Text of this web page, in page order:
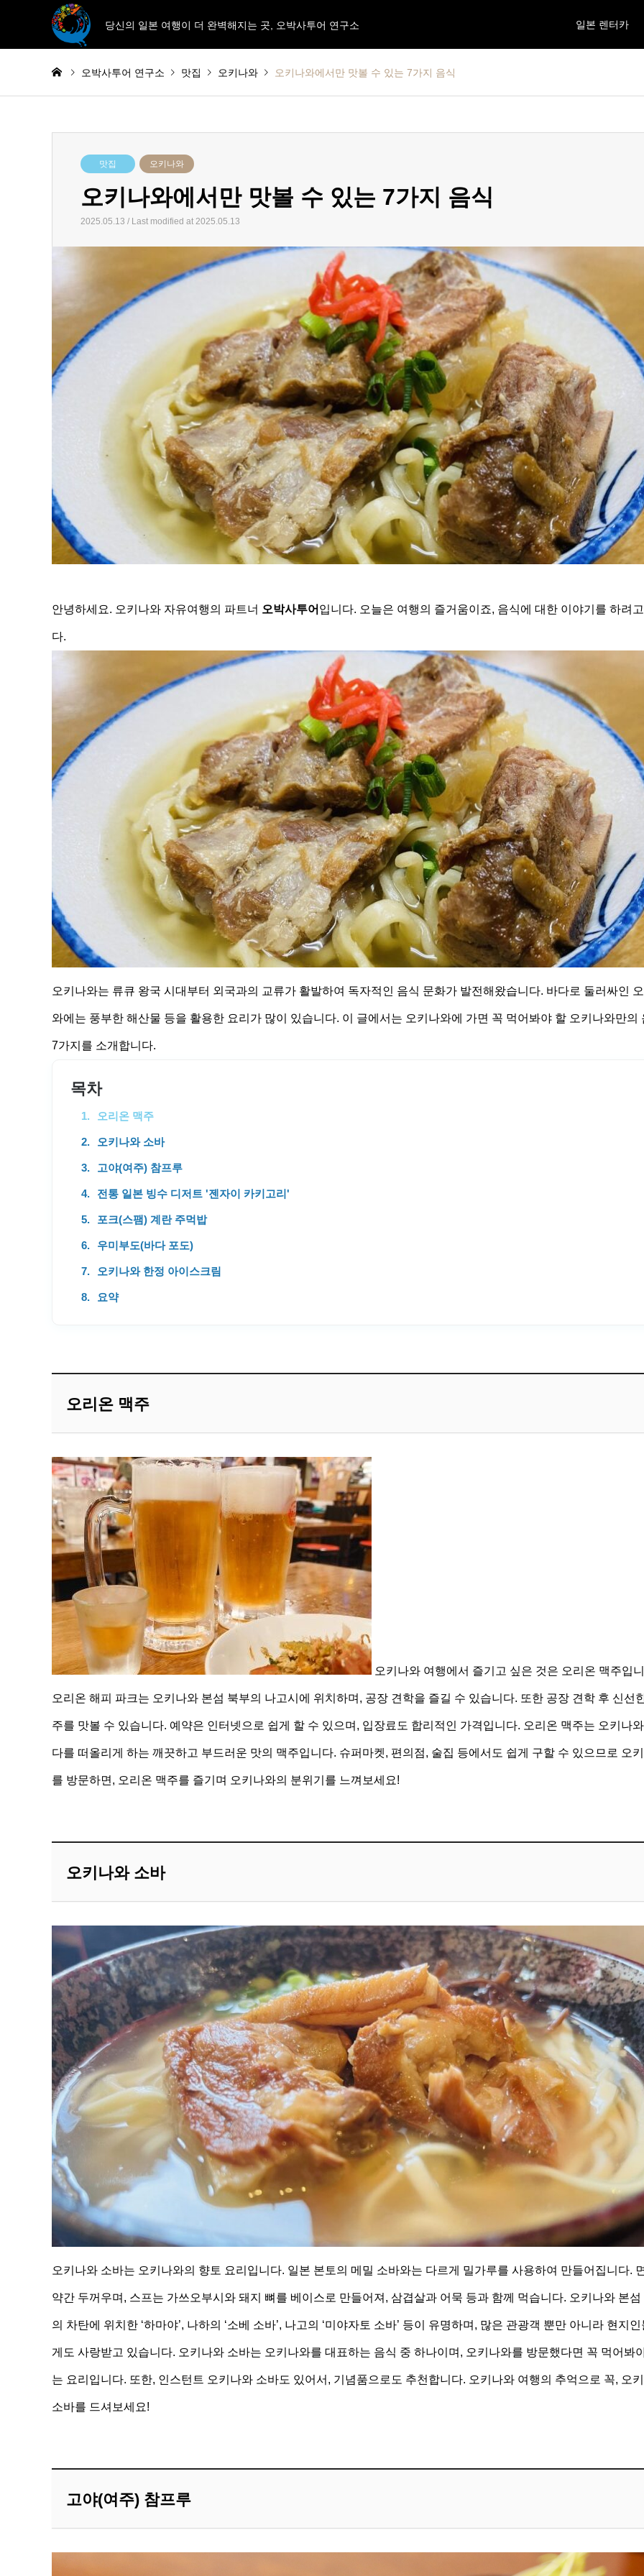
당신의 일본 여행이 더 완벽해지는 곳, 오박사투어 연구소 일본 렌터카
오박사투어 연구소 맛집 오키나와 오키나와에서만 맛볼 수 있는 7가지 음식
맛집 오키나와
오키나와에서만 맛볼 수 있는 7가지 음식
2025.05.13 / Last modified at 2025.05.13
안녕하세요. 오키나와 자유여행의 파트너 오박사투어 입니다. 오늘은 여행의 즐거움이죠, 음식에 대한 이야기를 하려고
다.
오키나와는 류큐 왕국 시대부터 외국과의 교류가 활발하여 독자적인 음식 문화가 발전해왔습니다. 바다로 둘러싸인
와에는 풍부한 해산물 등을 활용한 요리가 많이 있습니다. 이 글에서는 오키나와에 가면 꼭 먹어봐야 할 오키나와만의
7가지를 소개합니다.
목차
오리온 맥주
오키나와 소바
고야(여주) 참프루
전통 일본 빙수 디저트 '젠자이 카키고리'
포크(스팸) 계란 주먹밥
우미부도(바다 포도)
오키나와 한정 아이스크림
요약
오리온 맥주
오키나와 여행에서 즐기고 싶은 것은 오리온 맥주입
오리온 해피 파크는 오키나와 본섬 북부의 나고시에 위치하며, 공장 견학을 즐길 수 있습니다. 또한 공장 견학 후 신선
주를 맛볼 수 있습니다. 예약은 인터넷으로 쉽게 할 수 있으며, 입장료도 합리적인 가격입니다. 오리온 맥주는 오키나
다를 떠올리게 하는 깨끗하고 부드러운 맛의 맥주입니다. 슈퍼마켓, 편의점, 술집 등에서도 쉽게 구할 수 있으므로 오
를 방문하면, 오리온 맥주를 즐기며 오키나와의 분위기를 느껴보세요!
오키나와 소바
오키나와 소바는 오키나와의 향토 요리입니다. 일본 본토의 메밀 소바와는 다르게 밀가루를 사용하여 만들어집니다.
약간 두꺼우며, 스프는 가쓰오부시와 돼지 뼈를 베이스로 만들어져, 삼겹살과 어묵 등과 함께 먹습니다. 오키나와 본섬
의 차탄에 위치한 ‘하마야’, 나하의 ‘소베 소바’, 나고의 ‘미야자토 소바’ 등이 유명하며, 많은 관광객 뿐만 아니라 현지인
게도 사랑받고 있습니다. 오키나와 소바는 오키나와를 대표하는 음식 중 하나이며, 오키나와를 방문했다면 꼭 먹어봐
는 요리입니다. 또한, 인스턴트 오키나와 소바도 있어서, 기념품으로도 추천합니다. 오키나와 여행의 추억으로 꼭, 오
소바를 드셔보세요!
고야(여주) 참프루